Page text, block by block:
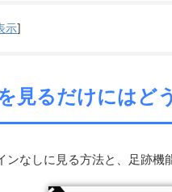
示]
見るだけにはど
なしに見る方法と、足跡機